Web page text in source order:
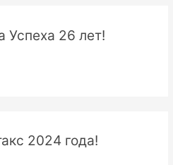
Успеха 26 лет!
2024 года!